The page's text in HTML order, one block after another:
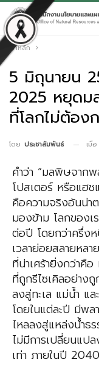
หน้าหลัก
5 มิถุนายน
2025 หยุดม
ที่โลกไม่ต้อง
โดย ประชาสัมพันธ์ เมื่อ
คำว่า “มลพิษจาก
โปสเตอร์ หรือแฮ
คือความจริงอันน่า
มองข้าม โลกของ
ต่อปี โดยกว่าครึ่ง
เวลาย่อยสลายหล
ที่น่าเศร้ายิ่งกว่าคื
ที่ถูกรีไซเคิลอย่าง
ลงสู่ทะเล แม่น้ำ แ
โดยในแต่ละปี มีพล
ไหลลงสู่แหล่งน้ำธ
ไม่มีการเปลี่ยนแป
เท่า ภายในปี 2040